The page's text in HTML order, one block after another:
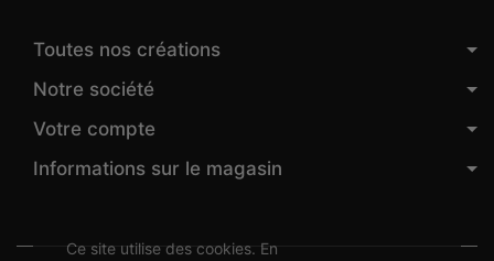
Toutes nos créations
Notre société
Votre compte
Informations sur le magasin
Ce site utilise des cookies. En